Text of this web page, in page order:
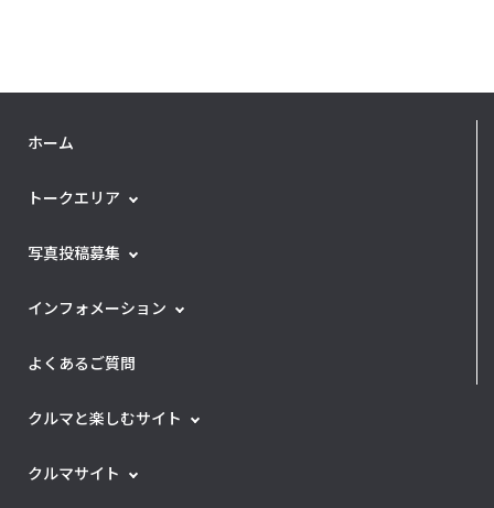
ホーム
トークエリア
写真投稿募集
インフォメーション
よくあるご質問
クルマと楽しむサイト
クルマサイト